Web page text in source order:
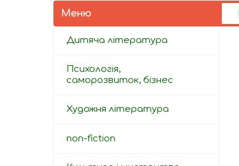
Дитяча література
Психологія,
саморозвиток, бізнес
Художня література
non-fiction